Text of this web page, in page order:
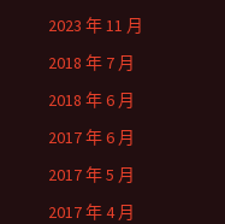
2023 年 11 月
2018 年 7 月
2018 年 6 月
2017 年 6 月
2017 年 5 月
2017 年 4 月